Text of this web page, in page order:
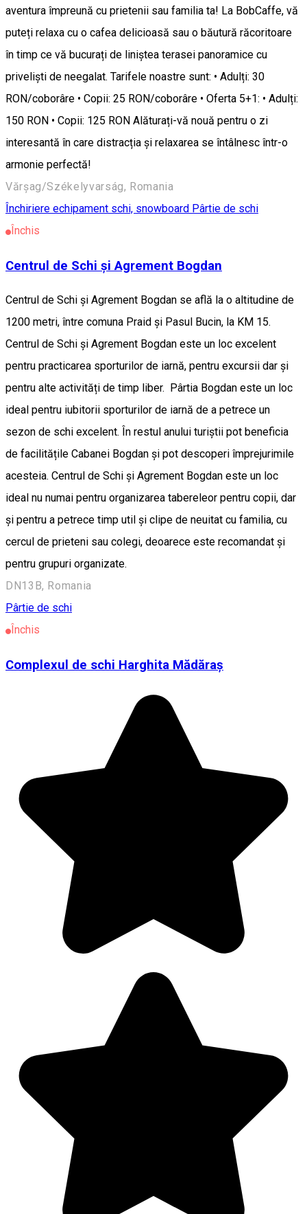
aventura împreună cu prietenii sau familia ta! La BobCaffe, vă
puteți relaxa cu o cafea delicioasă sau o băutură răcoritoare
în timp ce vă bucurați de liniștea terasei panoramice cu
priveliști de neegalat. Tarifele noastre sunt: • Adulți: 30
RON/coborâre • Copii: 25 RON/coborâre • Oferta 5+1: • Adulți:
150 RON • Copii: 125 RON Alăturați-vă nouă pentru o zi
interesantă în care distracția și relaxarea se întâlnesc într-o
armonie perfectă!
Vărșag/Székelyvarság, Romania
Închiriere echipament schi, snowboard Pârtie de schi
Închis
Centrul de Schi și Agrement Bogdan
Centrul de Schi și Agrement Bogdan se află la o altitudine de
1200 metri, între comuna Praid și Pasul Bucin, la KM 15.
Centrul de Schi și Agrement Bogdan este un loc excelent
pentru practicarea sporturilor de iarnă, pentru excursii dar și
pentru alte activități de timp liber. Pârtia Bogdan este un loc
ideal pentru iubitorii sporturilor de iarnă de a petrece un
sezon de schi excelent. În restul anului turiștii pot beneficia
de facilitățile Cabanei Bogdan și pot descoperi împrejurimile
acesteia. Centrul de Schi și Agrement Bogdan este un loc
ideal nu numai pentru organizarea tabereleor pentru copii, dar
și pentru a petrece timp util și clipe de neuitat cu familia, cu
cercul de prieteni sau colegi, deoarece este recomandat și
pentru grupuri organizate.
DN13B, Romania
Pârtie de schi
Închis
Complexul de schi Harghita Mădăraș